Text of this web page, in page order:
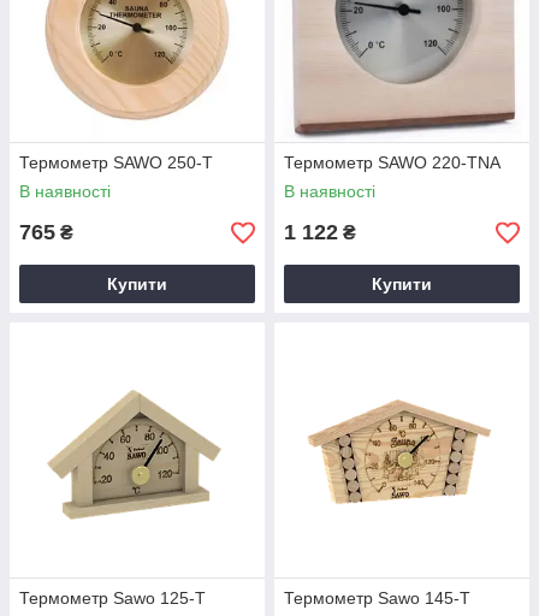
Термометр SAWO 250-Т
В наявності
765 ₴
Купити
Термометр SAWO 220-TNA
В наявності
1 122 ₴
Купити
Термометр Sawo 125-T
Термометр Sawo 145-T